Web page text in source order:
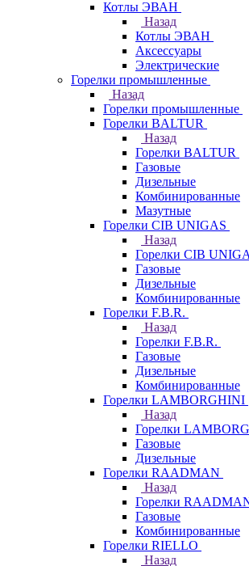
Котлы ЭВАН
Назад
Котлы ЭВАН
Аксессуары
Электрические
Горелки промышленные
Назад
Горелки промышленные
Горелки BALTUR
Назад
Горелки BALTUR
Газовые
Дизельные
Комбинированные
Мазутные
Горелки CIB UNIGAS
Назад
Горелки CIB
Газовые
Дизельные
Комбинированные
Горелки F.B.R.
Назад
Горелки F.B.R.
Газовые
Дизельные
Комбинированные
Горелки LAMBORGHINI
Назад
Горелки
Газовые
Дизельные
Горелки RAADMAN
Назад
Горелки
Газовые
Комбинированные
Горелки RIELLO
Назад